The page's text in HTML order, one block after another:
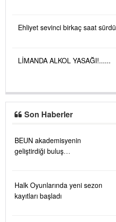
Ehliyet sevinci birkaç saat sürdü
LİMANDA ALKOL YASAĞI!......
Son Haberler
BEUN akademisyenin
geliştirdiği buluş
Halk Oyunlarında yeni sezon
kayıtları başladı